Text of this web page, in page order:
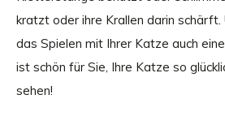
kratzt oder ihre Krallen darin
das Spielen mit Ihrer Katze auch
ist schön für Sie, Ihre Katze so
sehen!